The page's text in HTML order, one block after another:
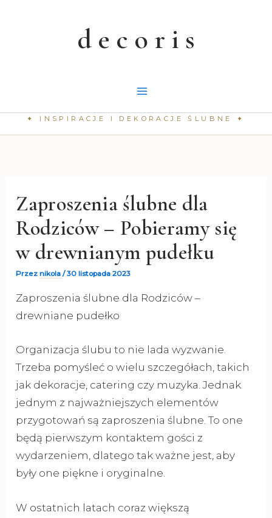
Zaproszenia ślubne dla
Rodziców – Pobieramy się
w drewnianym pudełku
Przeznikola/30 listopada 2023
Zaproszenia ślubne dla Rodziców –
drewniane pudełko
Organizacja ślubu to nie lada wyzwanie.
Trzeba pomyśleć o wielu szczegółach, takich
jak dekoracje, catering czy muzyka. Jednak
jednym z najważniejszych elementów
przygotowań są zaproszenia ślubne. To one
będą pierwszym kontaktem gości z
wydarzeniem, dlatego tak ważne jest, aby
były one piękne i oryginalne.
W ostatnich latach coraz większą